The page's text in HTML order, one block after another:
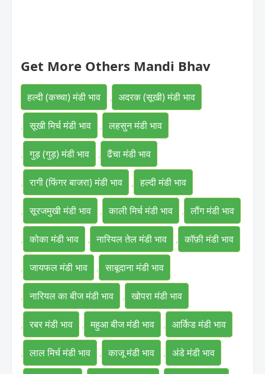
Get More Others Mandi Bhav
हल्दी (कच्चा) मंडी भाव , अदरक (सूखी) मंडी भाव
, सूखी मिर्च मंडी भाव , लहसुन मंडी भाव
, गुड़ (गुड़) मंडी भाव , ढैंचा मंडी भाव
, रागी (फिंगर बाजरा) मंडी भाव , हल्दी मंडी भाव
, सूरजमुखी मंडी भाव , काली मिर्च मंडी भाव , लौंग मंडी भाव
, कोका मंडी भाव , नारियल तेल मंडी भाव , कॉफ़ी मंडी भाव
, जायफल मंडी भाव , साबूदाना मंडी भाव
, नारियल का बीज मंडी भाव , खोपरा मंडी भाव
, रबर मंडी भाव , महुआ बीज मंडी भाव , आर्किड मंडी भाव
, लाल मिर्च मंडी भाव , काजू मंडी भाव , अंडे मंडी भाव